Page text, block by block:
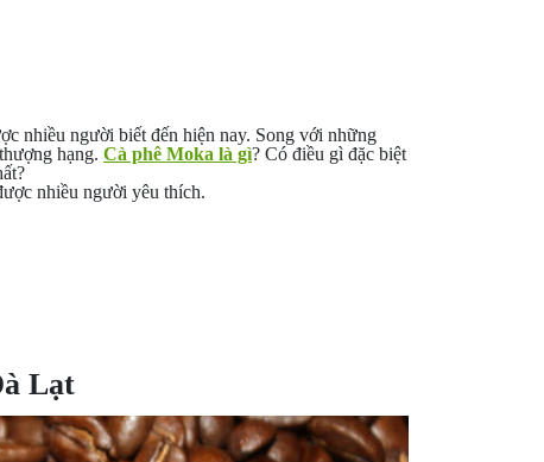
nhiều người biết đến hiện nay. Song với những
hạng. Cà phê Moka là gì? Có điều gì đặc biệt
nhiều người yêu thích.
Lạt